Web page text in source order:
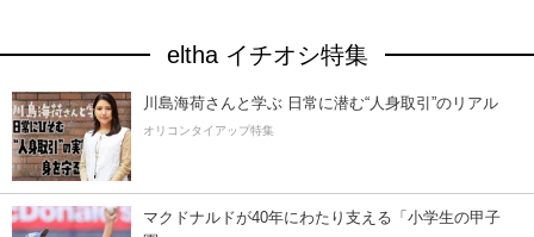
eltha イチオシ特集
川島海荷さんと学ぶ 日常に潜む“人身取引”のリアル
オリコンタイアップ特集
マクドナルドが40年にわたり支える「小学生の甲子